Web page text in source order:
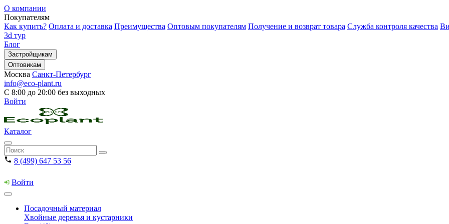
О компании
Покупателям
Как купить? Оплата и доставка Преимущества Оптовым покупателям Получение и возврат товара Служба контроля качества
3d тур
Блог
Застройщикам
Оптовикам
Москва Санкт-Петербург
info@eco-plant.ru
С 8:00 до 20:00 без выходных
Войти
Каталог
8 (499) 647 53 56
Войти
Посадочный материал
Хвойные деревья и кустарники